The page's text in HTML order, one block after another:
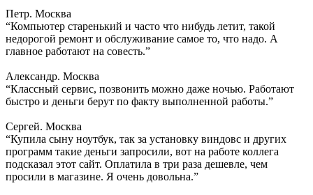
Петр. Москва
“Компьютер старенький и часто что нибудь летит, такой
недорогой ремонт и обслуживание самое то, что надо. А
главное работают на совесть.”
Александр. Москва
“Классный сервис, позвонить можно даже ночью. Работают
быстро и деньги берут по факту выполненной работы.”
Сергей. Москва
“Купила сыну ноутбук, так за установку виндовс и других
программ такие деньги запросили, вот на работе коллега
подсказал этот сайт. Оплатила в три раза дешевле, чем
просили в магазине. Я очень довольна.”